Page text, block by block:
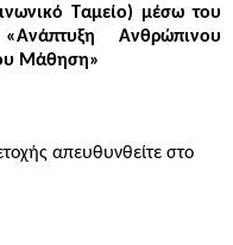
Ταμείο) μέσω του
«Ανάπτυξη Ανθρώπινου
Μάθηση»
απευθυνθείτε στο